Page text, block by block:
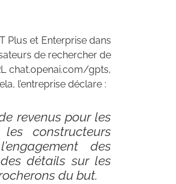
Plus et Enterprise dans
de rechercher de
chat.openai.com/gpts,
l’entreprise déclare :
revenus pour les
constructeurs
des
détails sur les
du but.